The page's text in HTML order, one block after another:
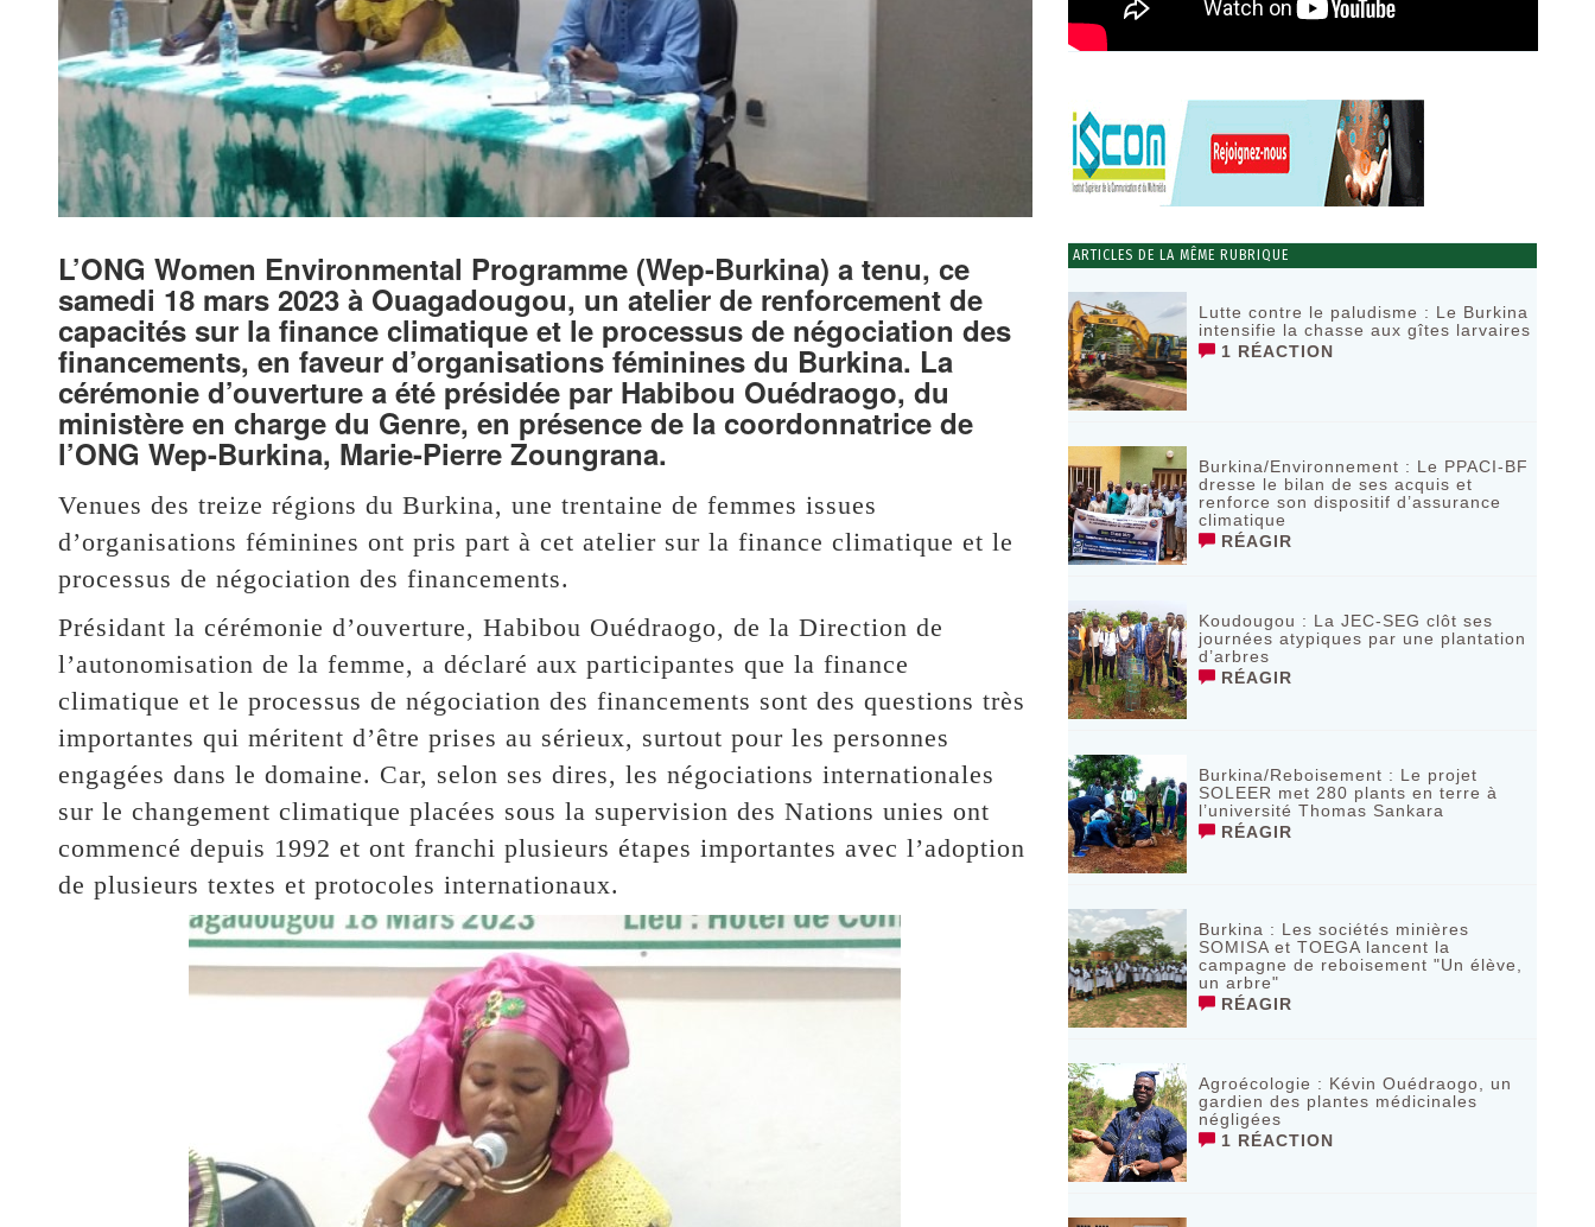
L’ONG Women Environmental Programme (Wep-Burkina) a tenu, ce
samedi 18 mars 2023 à Ouagadougou, un atelier de renforcement de
capacités sur la finance climatique et le processus de négociation des
financements, en faveur d’organisations féminines du Burkina. La
cérémonie d’ouverture a été présidée par Habibou Ouédraogo, du
ministère en charge du Genre, en présence de la coordonnatrice de
l’ONG Wep-Burkina, Marie-Pierre Zoungrana.
Venues des treize régions du Burkina, une trentaine de femmes issues
d’organisations féminines ont pris part à cet atelier sur la finance climatique et le
processus de négociation des financements.
Présidant la cérémonie d’ouverture, Habibou Ouédraogo, de la Direction de
l’autonomisation de la femme, a déclaré aux participantes que la finance
climatique et le processus de négociation des financements sont des questions très
importantes qui méritent d’être prises au sérieux, surtout pour les personnes
engagées dans le domaine. Car, selon ses dires, les négociations internationales
sur le changement climatique placées sous la supervision des Nations unies ont
commencé depuis 1992 et ont franchi plusieurs étapes importantes avec l’adoption
de plusieurs textes et protocoles internationaux.
ARTICLES DE LA MÊME RUBRIQUE
Lutte contre le paludisme : Le Burkina
intensifie la chasse aux gîtes larvaires ‎
1 RÉACTION
Burkina/Environnement : Le PPACI-BF
dresse le bilan de ses acquis et
renforce son dispositif d’assurance
climatique
RÉAGIR
Koudougou : La JEC-SEG clôt ses
journées atypiques par une plantation
d’arbres
RÉAGIR
Burkina/Reboisement : Le projet
SOLEER met 280 plants en terre à
l’université Thomas Sankara
RÉAGIR
Burkina : Les sociétés minières
SOMISA et TOEGA lancent la
campagne de reboisement "Un élève,
un arbre"
RÉAGIR
Agroécologie : Kévin Ouédraogo, un
gardien des plantes médicinales
négligées
1 RÉACTION